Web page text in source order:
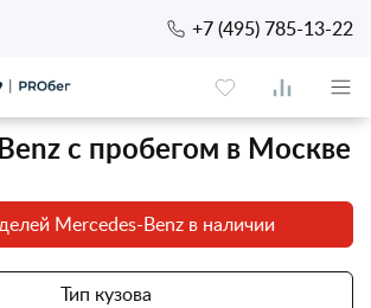
+7 (495) 785-13-22
с пробегом в Москве
Mercedes-Benz в наличии
Тип кузова